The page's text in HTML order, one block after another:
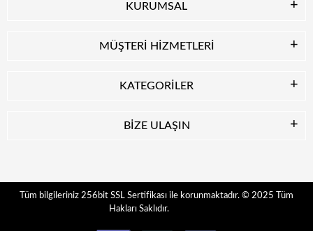
KURUMSAL
MÜŞTERİ HİZMETLERİ
KATEGORİLER
BİZE ULAŞIN
Tüm bilgileriniz 256bit SSL Sertifikası ile korunmaktadır. © 2025
Tüm
Hakları Saklıdır.